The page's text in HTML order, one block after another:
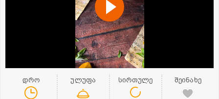
დრო ულუფა სირთულე შეინახე